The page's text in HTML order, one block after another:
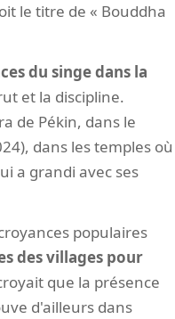
le titre de « Bouddha
du singe dans la
et la discipline.
de Pékin, dans le
dans les temples où
a grandi avec ses
populaires
des villages pour
que la présence
d'ailleurs dans